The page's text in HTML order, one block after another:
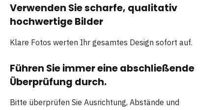
Verwenden Sie scharfe, qualitativ
hochwertige Bilder
Klare Fotos werten Ihr gesamtes Design sofort auf.
Führen Sie immer eine abschließende
Überprüfung durch.
Bitte überprüfen Sie Ausrichtung, Abstände und